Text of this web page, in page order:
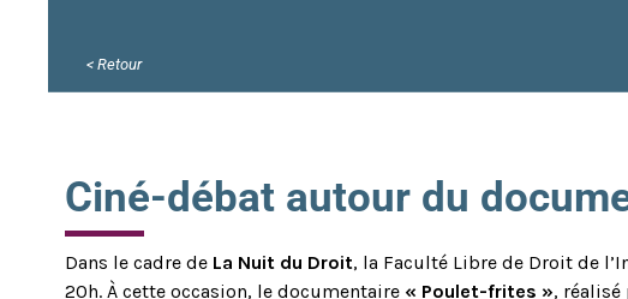
< Retour
Ciné-débat autour du
Dans le cadre de La Nuit du Droit, la Faculté Libre de Droit de
20h. À cette occasion, le documentaire « Poulet-frites », réalisé